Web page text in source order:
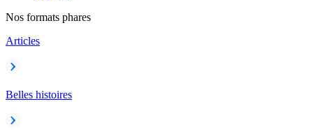
Nos formats phares
Articles
Belles histoires